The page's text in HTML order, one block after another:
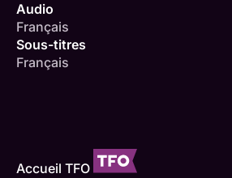
Audio
Français
Sous-titres
Français
Accueil TFO